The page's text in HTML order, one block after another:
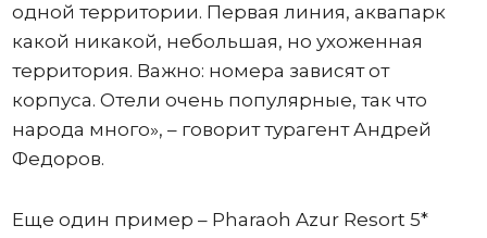
одной территории. Первая линия, аквапарк
какой никакой, небольшая, но ухоженная
территория. Важно: номера зависят от
корпуса. Отели очень популярные, так что
народа много», – говорит турагент Андрей
Федоров.
Еще один пример – Pharaoh Azur Resort 5*